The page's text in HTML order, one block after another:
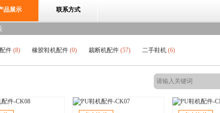
品展示 联系方式
件 (8) 橡胶鞋机配件 (0) 裁断机配件 (57) 二手鞋机 (6)